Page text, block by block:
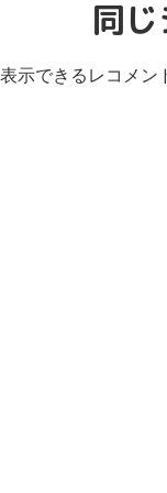
同
表示できるレコメン